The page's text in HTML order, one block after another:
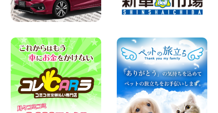
100円レンタカー 寝屋川太間東町
2026年08月07日
夏季休暇のお知らせ 東京都 墨田両国店
100円レンタカー 墨田両国
2026年08月07日
夏季休暇のお知らせ 東京都 墨田文花店
100円レンタカー 墨田文花
2026年08月07日
お盆も休まず営業します! 神奈川県 横浜
旭南本宿町店